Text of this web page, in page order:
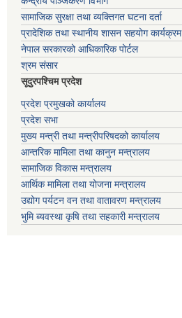
सामाजिक सुरक्षा तथा व्यक्तिगत घटना दर्ता
प्रादेशिक तथा स्थानीय शासन सहयोग कार्यक्रम
नेपाल सरकारको आधिकारिक पोर्टल
श्रम संसार
सूदुरपश्चिम प्रदेश
प्रदेश प्रमुखको कार्यालय
प्रदेश सभा
मुख्य मन्त्री तथा मन्त्रीपरिषदको कार्यालय
आन्तरिक मामिला तथा कानुन मन्त्रालय
सामाजिक विकास मन्त्रालय
आर्थिक मामिला तथा योजना मन्त्रालय
उद्योग पर्यटन वन तथा वातावरण मन्त्रालय
भुमि ब्यवस्था कृषि तथा सहकारी मन्त्रालय